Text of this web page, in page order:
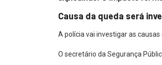
Causa da queda será
A polícia vai investigar as
O secretário da Segurança